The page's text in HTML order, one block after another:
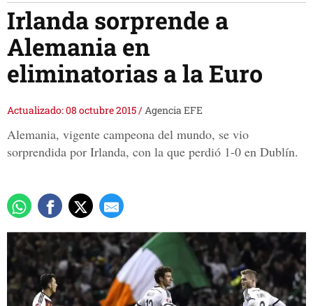
Irlanda sorprende a
Alemania en
eliminatorias a la Euro
Actualizado: 08 octubre 2015/Agencia EFE
Alemania, vigente campeona del mundo, se vio
sorprendida por Irlanda, con la que perdió 1-0 en Dublín.